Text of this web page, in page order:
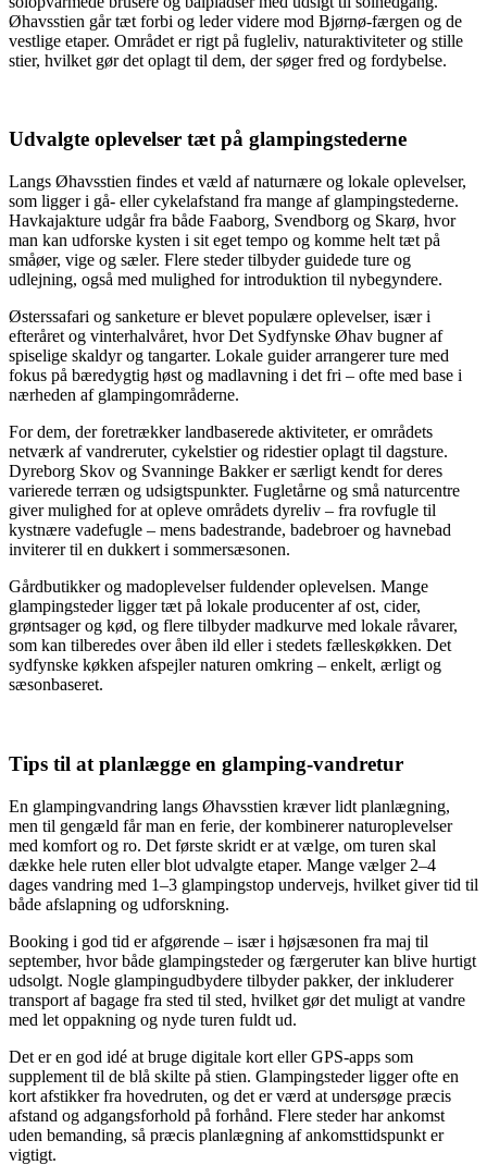
Øhavsstien går tæt forbi og leder videre mod Bjørnø-færgen og de
vestlige etaper. Området er rigt på fugleliv, naturaktiviteter og stille
stier, hvilket gør det oplagt til dem, der søger fred og fordybelse.
Udvalgte oplevelser tæt på glampingstederne
Langs Øhavsstien findes et væld af naturnære og lokale oplevelser,
som ligger i gå- eller cykelafstand fra mange af glampingstederne.
Havkajakture udgår fra både Faaborg, Svendborg og Skarø, hvor
man kan udforske kysten i sit eget tempo og komme helt tæt på
småøer, vige og sæler. Flere steder tilbyder guidede ture og
udlejning, også med mulighed for introduktion til nybegyndere.
Østerssafari og sanketure er blevet populære oplevelser, især i
efteråret og vinterhalvåret, hvor Det Sydfynske Øhav bugner af
spiselige skaldyr og tangarter. Lokale guider arrangerer ture med
fokus på bæredygtig høst og madlavning i det fri – ofte med base i
nærheden af glampingområderne.
For dem, der foretrækker landbaserede aktiviteter, er områdets
netværk af vandreruter, cykelstier og ridestier oplagt til dagsture.
Dyreborg Skov og Svanninge Bakker er særligt kendt for deres
varierede terræn og udsigtspunkter. Fugletårne og små naturcentre
giver mulighed for at opleve områdets dyreliv – fra rovfugle til
kystnære vadefugle – mens badestrande, badebroer og havnebad
inviterer til en dukkert i sommersæsonen.
Gårdbutikker og madoplevelser fuldender oplevelsen. Mange
glampingsteder ligger tæt på lokale producenter af ost, cider,
grøntsager og kød, og flere tilbyder madkurve med lokale råvarer,
som kan tilberedes over åben ild eller i stedets fælleskøkken. Det
sydfynske køkken afspejler naturen omkring – enkelt, ærligt og
sæsonbaseret.
Tips til at planlægge en glamping-vandretur
En glampingvandring langs Øhavsstien kræver lidt planlægning,
men til gengæld får man en ferie, der kombinerer naturoplevelser
med komfort og ro. Det første skridt er at vælge, om turen skal
dække hele ruten eller blot udvalgte etaper. Mange vælger 2–4
dages vandring med 1–3 glampingstop undervejs, hvilket giver tid til
både afslapning og udforskning.
Booking i god tid er afgørende – især i højsæsonen fra maj til
september, hvor både glampingsteder og færgeruter kan blive hurtigt
udsolgt. Nogle glampingudbydere tilbyder pakker, der inkluderer
transport af bagage fra sted til sted, hvilket gør det muligt at vandre
med let oppakning og nyde turen fuldt ud.
Det er en god idé at bruge digitale kort eller GPS-apps som
supplement til de blå skilte på stien. Glampingsteder ligger ofte en
kort afstikker fra hovedruten, og det er værd at undersøge præcis
afstand og adgangsforhold på forhånd. Flere steder har ankomst
uden bemanding, så præcis planlægning af ankomsttidspunkt er
vigtigt.